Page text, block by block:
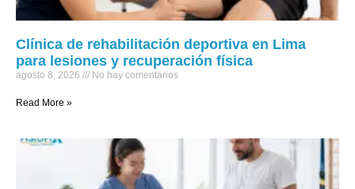
Clínica de rehabilitación deportiva en Lima
para lesiones y recuperación física
agosto 8, 2026 No hay comentarios
Read More »